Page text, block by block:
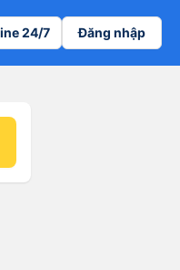
24/7 Đăng nhập